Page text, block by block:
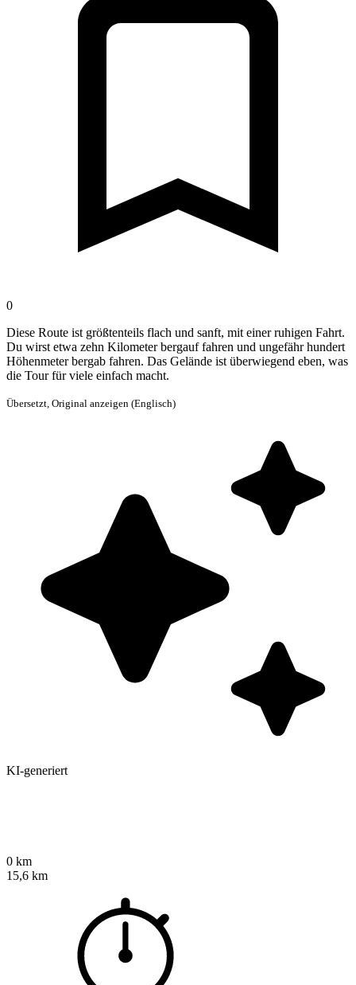
0
Diese Route ist größtenteils flach und sanft, mit einer ruhigen Fahrt.
Du wirst etwa zehn Kilometer bergauf fahren und ungefähr hundert
Höhenmeter bergab fahren. Das Gelände ist überwiegend eben, was
die Tour für viele einfach macht.
Übersetzt, Original anzeigen (Englisch)
KI-generiert
0 km
15,6 km